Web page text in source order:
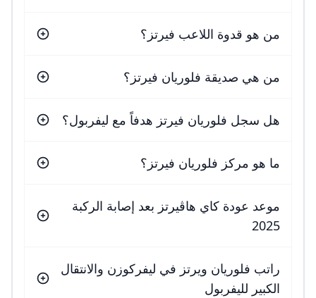
من هو قدوة اللاعب فيرتز؟
من هي صديقة فلوريان فيرتز؟
هل سجل فلوريان فيرتز هدفاً مع ليفربول؟
ما هو مركز فلوريان فيرتز؟
موعد عودة كاي هاڤيرتز بعد إصابة الركبة
2025
راتب فلوريان ويرتز في ليفركوزن والانتقال
الكبير لليفربول